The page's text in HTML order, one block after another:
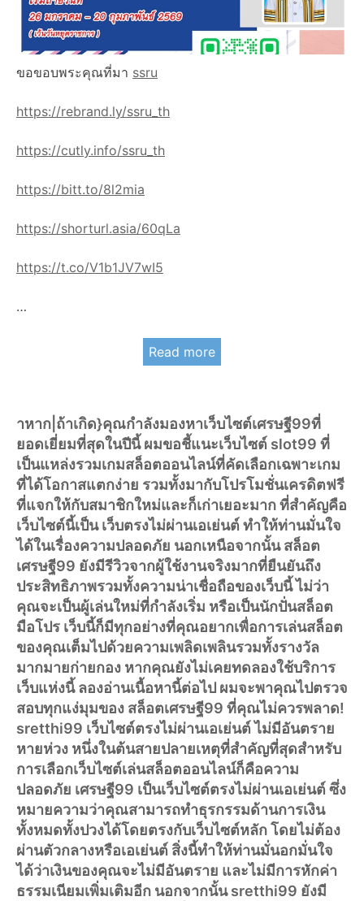
ขอขอบพระคุณที่มา ssru
https://rebrand.ly/ssru_th
https://cutly.info/ssru_th
https://bitt.to/8l2mia
https://shorturl.asia/60qLa
https://t.co/V1b1JV7wI5
…
Read more
าหาก|ถ้าเกิด}คุณกำลังมองหาเว็บไซต์เศรษฐี99ที่
ยอดเยี่ยมที่สุดในปีนี้ ผมขอชี้แนะเว็บไซต์ slot99 ที่
เป็นแหล่งรวมเกมสล็อตออนไลน์ที่คัดเลือกเฉพาะเกม
ที่ได้โอกาสแตกง่าย รวมทั้งมากับโปรโมชั่นเครดิตฟรี
ที่แจกให้กับสมาชิกใหม่และก็เก่าเยอะมาก ที่สำคัญคือ
เว็บไซต์นี้เป็น เว็บตรงไม่ผ่านเอเย่นต์ ทำให้ท่านมั่นใจ
ได้ในเรื่องความปลอดภัย นอกเหนือจากนั้น สล็อต
เศรษฐี99 ยังมีรีวิวจากผู้ใช้งานจริงมากที่ยืนยันถึง
ประสิทธิภาพรวมทั้งความน่าเชื่อถือของเว็บนี้ ไม่ว่า
คุณจะเป็นผู้เล่นใหม่ที่กำลังเริ่ม หรือเป็นนักปั่นสล็อต
มือโปร เว็บนี้ก็มีทุกอย่างที่คุณอยากเพื่อการเล่นสล็อต
ของคุณเต็มไปด้วยความเพลิดเพลินรวมทั้งรางวัล
มากมายก่ายกอง หากคุณยังไม่เคยทดลองใช้บริการ
เว็บแห่งนี้ ลองอ่านเนื้อหานี้ต่อไป ผมจะพาคุณไปตรวจ
สอบทุกแง่มุมของ สล็อตเศรษฐี99 ที่คุณไม่ควรพลาด!
sretthi99 เว็บไซต์ตรงไม่ผ่านเอเย่นต์ ไม่มีอันตราย
หายห่วง หนึ่งในต้นสายปลายเหตุที่สำคัญที่สุดสำหรับ
การเลือกเว็บไซต์เล่นสล็อตออนไลน์ก็คือความ
ปลอดภัย เศรษฐี99 เป็นเว็บไซต์ตรงไม่ผ่านเอเย่นต์ ซึ่ง
หมายความว่าคุณสามารถทำธุรกรรมด้านการเงิน
ทั้งหมดทั้งปวงได้โดยตรงกับเว็บไซต์หลัก โดยไม่ต้อง
ผ่านตัวกลางหรือเอเย่นต์ สิ่งนี้ทำให้ท่านมั่นอกมั่นใจ
ได้ว่าเงินของคุณจะไม่มีอันตราย และไม่มีการหักค่า
ธรรมเนียมเพิ่มเติมอีก นอกจากนั้น sretthi99 ยังมี